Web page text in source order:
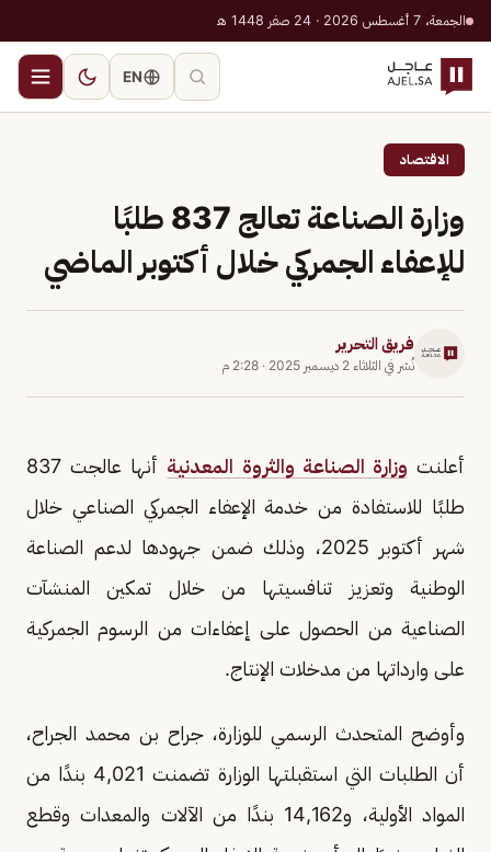
الجمعة، 7 أغسطس 2026 · 24 صفر 1448 هـ
EN
الاقتصاد
وزارة الصناعة تعالج 837 طلبًا
للإعفاء الجمركي خلال أكتوبر الماضي
فريق التحرير
نُشر في الثلاثاء 2 ديسمبر 2025 · 2:28 م
أعلنت وزارة الصناعة والثروة المعدنية
أنها عالجت 837
طلبًا للاستفادة من خدمة الإعفاء الجمركي الصناعي خلال
شهر أكتوبر 2025، وذلك ضمن جهودها لدعم الصناعة
الوطنية وتعزيز تنافسيتها من خلال تمكين المنشآت
الصناعية من الحصول على إعفاءات من الرسوم الجمركية
على وارداتها من مدخلات الإنتاج.
وأوضح المتحدث الرسمي للوزارة، جراح بن محمد الجراح،
أن الطلبات التي استقبلتها الوزارة تضمنت 4,021 بندًا من
المواد الأولية، و14,162 بندًا من الآلات والمعدات وقطع